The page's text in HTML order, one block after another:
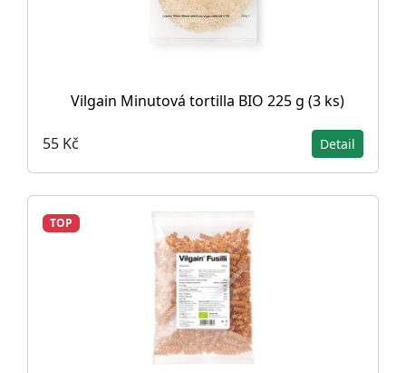
Vilgain Minutová tortilla BIO 225 g (3 ks)
55 Kč Detail
TOP